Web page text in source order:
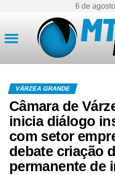
6 de
VÁRZEA GRANDE
Câmara de
inicia diálogo
com setor
debate criação
permanente de